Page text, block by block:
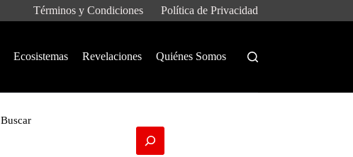
Términos y Condiciones Política de Privacidad
Ecosistemas Revelaciones Quiénes Somos
Buscar